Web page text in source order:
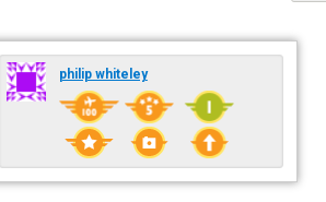
philip whiteley